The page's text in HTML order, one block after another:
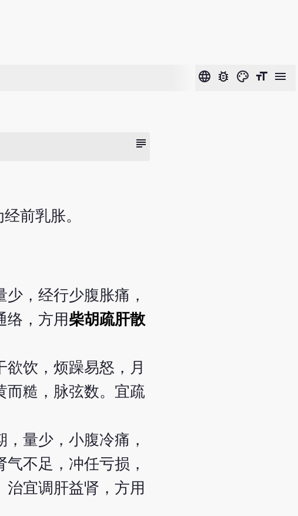
language bug_report color_lens format_size menu
subject
前乳胀。
，经行少腹胀痛，
络，方用柴胡疏肝散
饮，烦躁易怒，月
而糙，脉弦数。宜疏
量少，小腹冷痛，
不足，冲任亏损，
宜调肝益肾，方用